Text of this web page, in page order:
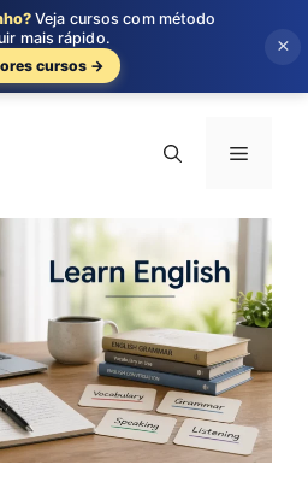
Menu
Veja cursos com método
mais rápido.
cursos →
×